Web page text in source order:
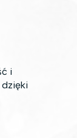
i
dzięki